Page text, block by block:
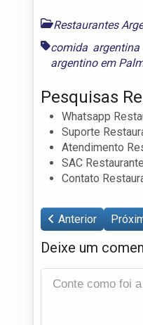
Restaurantes
comida
argentino em
Pesquisas
Whatsapp
Suporte
Atendimento
SAC
Contato
Anterior
Deixe um